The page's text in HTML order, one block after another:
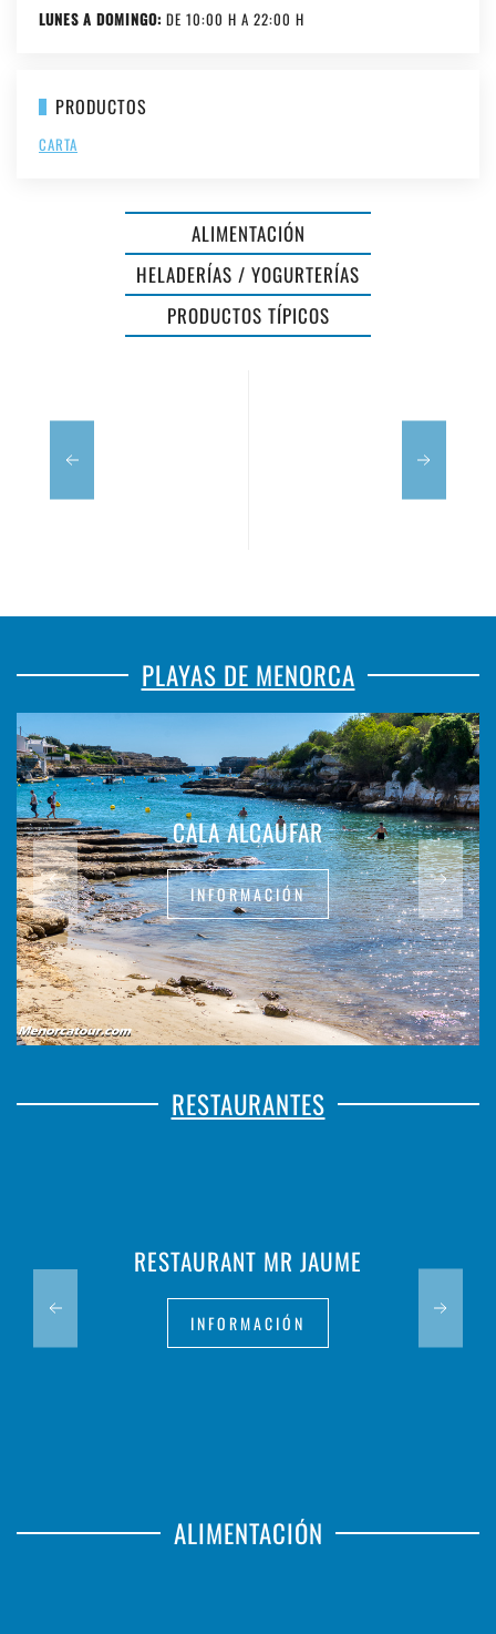
LUNES A DOMINGO: DE 10:00 H A 22:00 H
PRODUCTOS
CARTA
ALIMENTACIÓN
HELADERÍAS / YOGURTERÍAS
PRODUCTOS TÍPICOS
CAS
FERRERET
PLAYAS DE MENORCA
CALA ALCAUFAR
INFORMACIÓN
RESTAURANTES
RESTAURANT MR JAUME
INFORMACIÓN
ALIMENTACIÓN